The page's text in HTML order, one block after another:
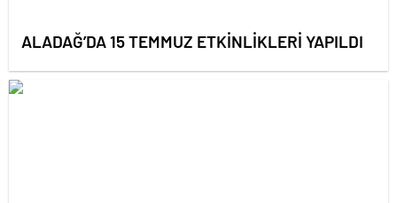
ALADAĞ’DA 15 TEMMUZ ETKİNLİKLERİ YAPILDI